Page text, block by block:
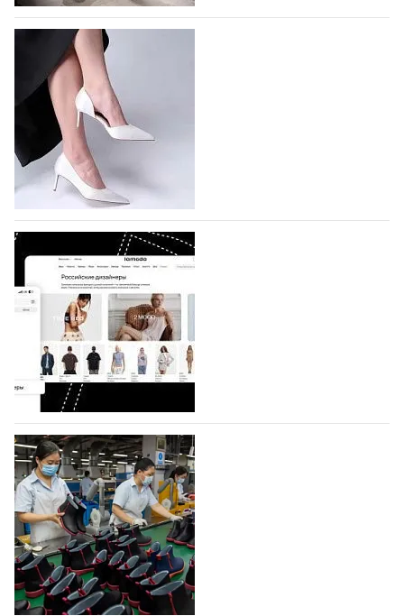
На участие в Московской неделе моды
подано 1047 заявок
На участие в седьмой Московской неделе моды,
которая пройдет в российской столице с 26 сентября
по 1 октября, уже подано 1047 заявок. Примерно
половину из них (494) прислали дизайнеры,
коллекции которых не были представлены в…
07.08.2026 753
BALLINA представит свои новинки на Euro
Shoes
Компания BALLINA Guangzhou Lihuang Footwear
Co., Ltd., основанная в 2011 году и расположенная в
Гуанчжоу, столице моды Китая, является
профессиональной обувной компанией,
объединяющей разработку, производство и…
07.08.2026 621
На платформе Lamoda - новый раздел и
условия продвижения локальных
дизайнерских марок
Российский маркетплейс Lamoda решил обновить
раздел для продажи продукции локальных
дизайнерских марок одежды, обуви и аксессуаров.
Бренды также получат маркетинговую…